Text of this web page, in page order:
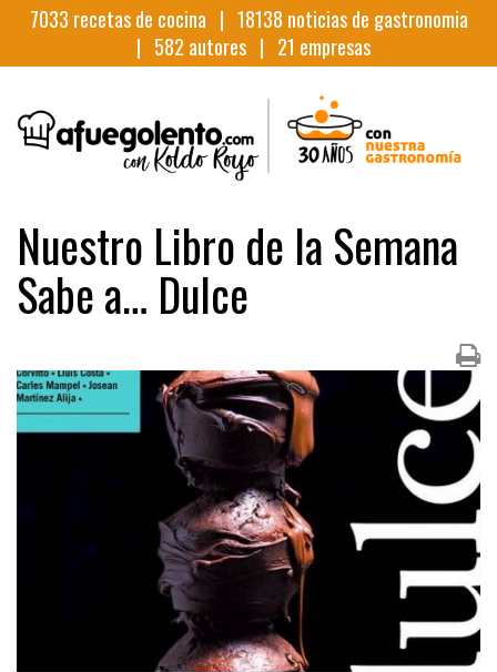
7033 recetas de cocina | 18138 noticias de gastronomia
| 582 autores | 21 empresas
Nuestro Libro de la Semana
Sabe a… Dulce